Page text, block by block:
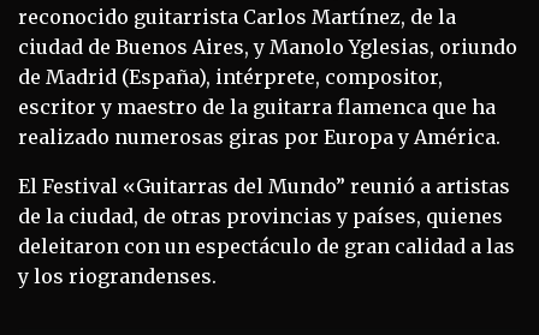
reconocido guitarrista Carlos Martínez, de la
ciudad de Buenos Aires, y Manolo Yglesias, oriundo
de Madrid (España), intérprete, compositor,
escritor y maestro de la guitarra flamenca que ha
realizado numerosas giras por Europa y América.
El Festival «Guitarras del Mundo” reunió a artistas
de la ciudad, de otras provincias y países, quienes
deleitaron con un espectáculo de gran calidad a las
y los riograndenses.